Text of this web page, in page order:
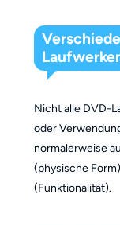
Nicht alle DVD-
oder
normalerweise
(physische
(Funktionalität).